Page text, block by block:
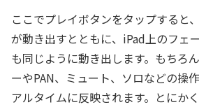
ここでプレイボタンをタップすると
が動き出すとともに、iPad上のフェ
も同じように動き出します。もちろ
ーやPAN、ミュート、ソロなどの操
アルタイムに反映されます。とにか